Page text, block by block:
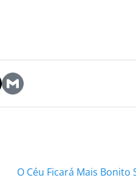
O Céu Ficará Mais Bonito